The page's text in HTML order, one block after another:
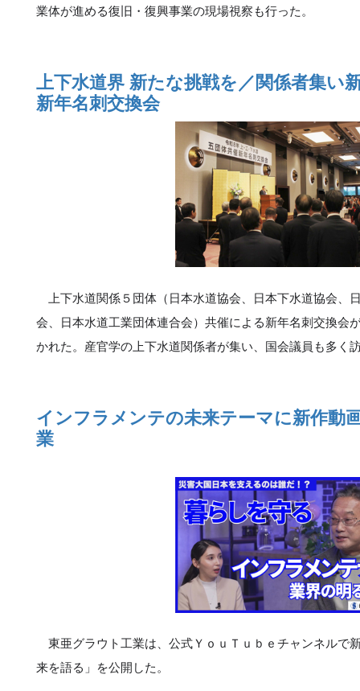
業体が進める復旧・復興事業の現場視察も行った。
上下水道界 新たな挑戦を／関係者集い
新年名刺交換会
上下水道関係５団体（日本水道協会、日本下水道協会、
会、日本水道工業団体連合会）共催による新年名刺交換会
かれた。産官学の上下水道関係者が集い、国会議員も多く
インフラメンテの未来テーマに新作動
業
東亜グラウト工業は、公式ＹｏｕＴｕｂｅチャンネルで
来を語る」を公開した。